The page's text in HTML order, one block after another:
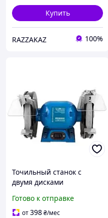
Купить
RAZZAKAZ 100%
Точильный станок с
двумя дисками
Точильно-шлифовальные
станки 700 Вт
Готово к отправке
от398₴/мес